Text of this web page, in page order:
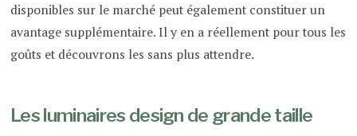
disponibles sur le marché peut également constituer un
avantage supplémentaire. Il y en a réellement pour tous les
goûts et découvrons les sans plus attendre.
Les luminaires design de grande taille